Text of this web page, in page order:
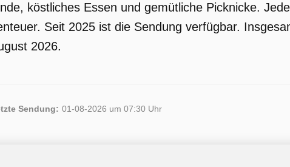
köstliches Essen und gemütliche Picknicke.
Seit 2025 ist die Sendung verfügbar.
2026.
Sendung: 01-08-2026 um 07:30 Uhr